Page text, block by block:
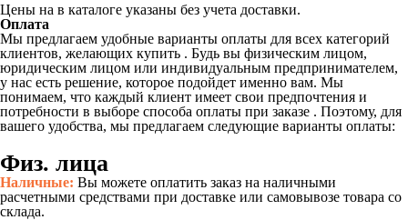
Цены на в каталоге указаны без учета доставки.
Оплата
Мы предлагаем удобные варианты оплаты для всех категорий
клиентов, желающих купить . Будь вы физическим лицом,
юридическим лицом или индивидуальным предпринимателем,
у нас есть решение, которое подойдет именно вам. Мы
понимаем, что каждый клиент имеет свои предпочтения и
потребности в выборе способа оплаты при заказе . Поэтому, для
вашего удобства, мы предлагаем следующие варианты оплаты:
Физ. лица
Наличные: Вы можете оплатить заказ на наличными
расчетными средствами при доставке или самовывозе товара со
склада.